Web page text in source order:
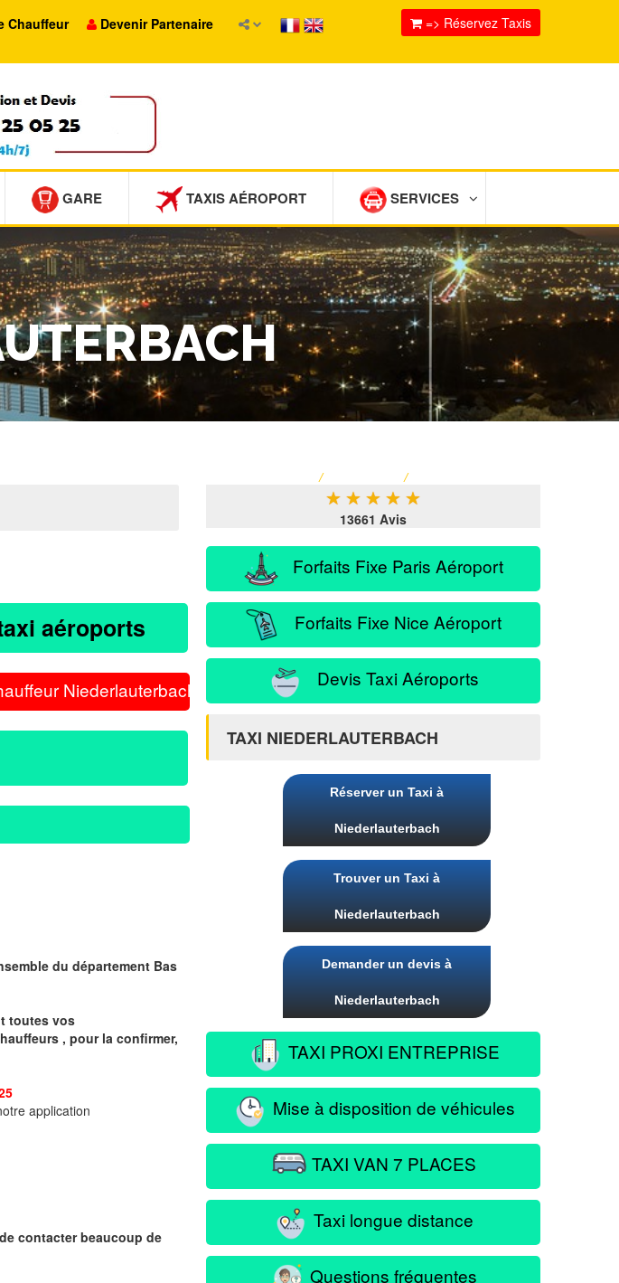
Chauffeur Devenir Partenaire => Réservez Taxis
GARE TAXIS AÉROPORT SERVICES
/ /
aéroports
Niederlauterbach
du département Bas
toutes vos
, pour la confirmer,
application
contacter beaucoup de
★ ★ ★ ★ ★
13661 Avis
Forfaits Fixe Paris Aéroport
Forfaits Fixe Nice Aéroport
Devis Taxi Aéroports
TAXI NIEDERLAUTERBACH
Réserver un Taxi à
Niederlauterbach
Trouver un Taxi à
Niederlauterbach
Demander un devis à
Niederlauterbach
TAXI PROXI ENTREPRISE
Mise à disposition de véhicules
TAXI VAN 7 PLACES
Taxi longue distance
Questions fréquentes